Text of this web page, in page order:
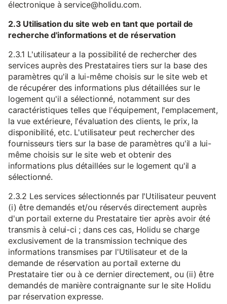
électronique à service@holidu.com.
2.3 Utilisation du site web en tant que portail de
recherche d'informations et de réservation
2.3.1 L'utilisateur a la possibilité de rechercher des
services auprès des Prestataires tiers sur la base des
paramètres qu'il a lui-même choisis sur le site web et
de récupérer des informations plus détaillées sur le
logement qu'il a sélectionné, notamment sur des
caractéristiques telles que l'équipement, l'emplacement,
la vue extérieure, l'évaluation des clients, le prix, la
disponibilité, etc. L'utilisateur peut rechercher des
fournisseurs tiers sur la base de paramètres qu'il a lui-
même choisis sur le site web et obtenir des
informations plus détaillées sur le logement qu'il a
sélectionné.
2.3.2 Les services sélectionnés par l'Utilisateur peuvent
(i) être demandés et/ou réservés directement auprès
d'un portail externe du Prestataire tier après avoir été
transmis à celui-ci ; dans ces cas, Holidu se charge
exclusivement de la transmission technique des
informations transmises par l'Utilisateur et de la
demande de réservation au portail externe du
Prestataire tier ou à ce dernier directement, ou (ii) être
demandés de manière contraignante sur le site Holidu
par réservation expresse.